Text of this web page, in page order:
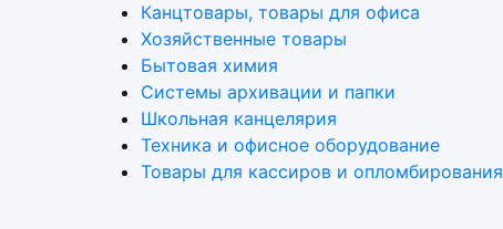
Канцтовары, товары для офиса
Хозяйственные товары
Бытовая химия
Системы архивации и папки
Школьная канцелярия
Техника и офисное оборудование
Товары для кассиров и опломбирования